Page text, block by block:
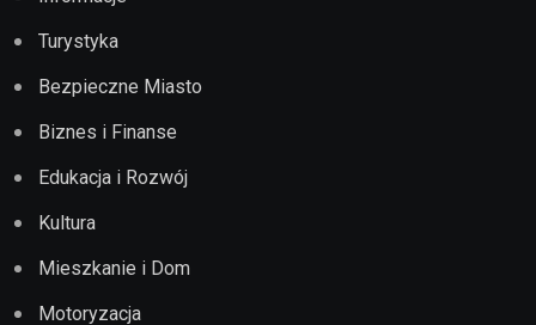
Turystyka
Bezpieczne Miasto
Biznes i Finanse
Edukacja i Rozwój
Kultura
Mieszkanie i Dom
Motoryzacja